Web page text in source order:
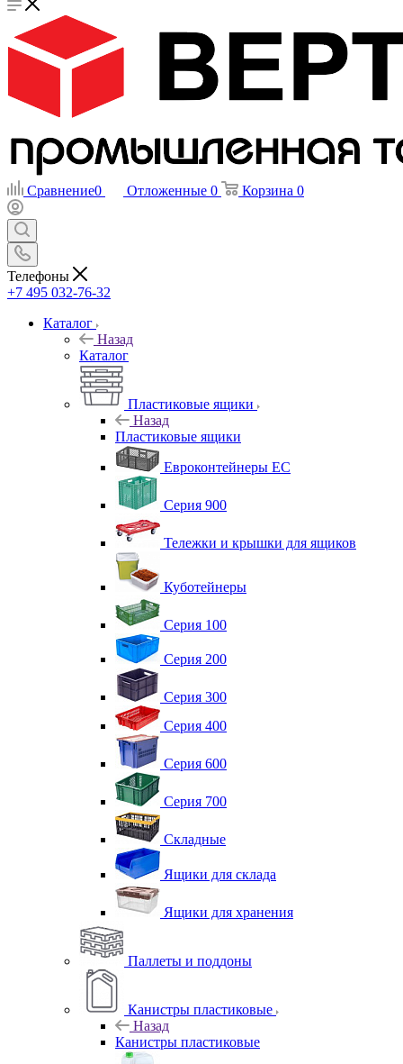
Сравнение0 Отложенные 0 Корзина 0
Телефоны
+7 495 032-76-32
Каталог
Назад
Каталог
Пластиковые ящики
Назад
Пластиковые ящики
Евроконтейнеры ЕС
Серия 900
Тележки и крышки для ящиков
Куботейнеры
Серия 100
Серия 200
Серия 300
Серия 400
Серия 600
Серия 700
Складные
Ящики для склада
Ящики для хранения
Паллеты и поддоны
Канистры пластиковые
Назад
Канистры пластиковые